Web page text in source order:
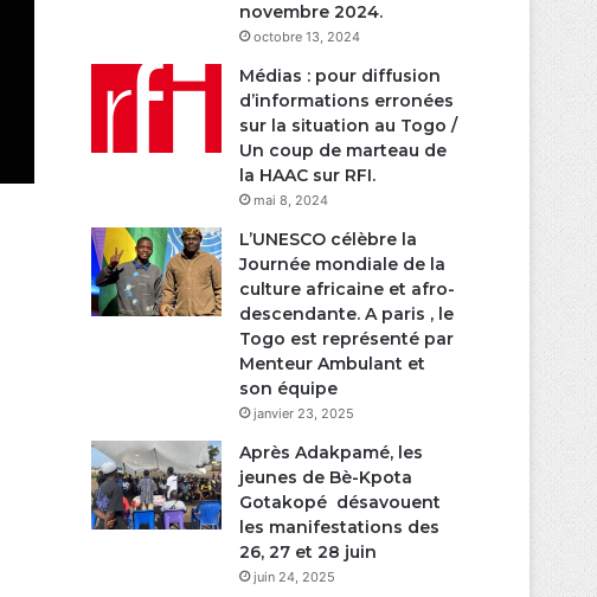
novembre 2024.
octobre 13, 2024
Médias : pour diffusion
d’informations erronées
sur la situation au Togo /
Un coup de marteau de
la HAAC sur RFI.
mai 8, 2024
L’UNESCO célèbre la
Journée mondiale de la
culture africaine et afro-
descendante. A paris , le
Togo est représenté par
Menteur Ambulant et
son équipe
janvier 23, 2025
Après Adakpamé, les
jeunes de Bè-Kpota
Gotakopé désavouent
les manifestations des
26, 27 et 28 juin
juin 24, 2025